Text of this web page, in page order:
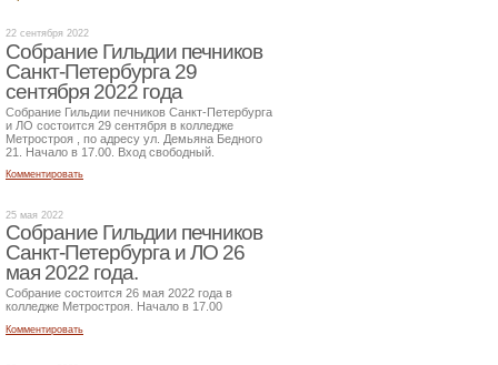
22 сентября 2022
Собрание Гильдии печников
Санкт-Петербурга 29
сентября 2022 года
Собрание Гильдии печников Санкт-Петербурга
и ЛО состоится 29 сентября в колледже
Метростроя , по адресу ул. Демьяна Бедного
21. Начало в 17.00. Вход свободный.
Комментировать
25 мая 2022
Собрание Гильдии печников
Санкт-Петербурга и ЛО 26
мая 2022 года.
Собрание состоится 26 мая 2022 года в
колледже Метростроя. Начало в 17.00
Комментировать